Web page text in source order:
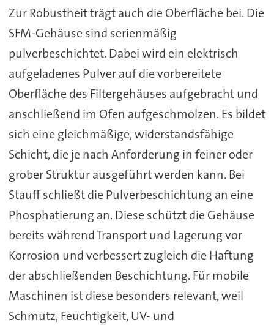
Zur Robustheit trägt auch die Oberfläche bei. Die
SFM-Gehäuse sind serienmäßig
pulverbeschichtet. Dabei wird ein elektrisch
aufgeladenes Pulver auf die vorbereitete
Oberfläche des Filtergehäuses aufgebracht und
anschließend im Ofen aufgeschmolzen. Es bildet
sich eine gleichmäßige, widerstandsfähige
Schicht, die je nach Anforderung in feiner oder
grober Struktur ausgeführt werden kann. Bei
Stauff schließt die Pulverbeschichtung an eine
Phosphatierung an. Diese schützt die Gehäuse
bereits während Transport und Lagerung vor
Korrosion und verbessert zugleich die Haftung
der abschließenden Beschichtung. Für mobile
Maschinen ist diese besonders relevant, weil
Schmutz, Feuchtigkeit, UV- und